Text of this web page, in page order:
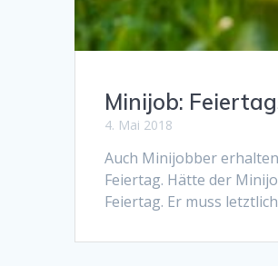
Minijob:
4. Mai 2018
Auch Minijobber
Feiertag. Hätte der
Feiertag. Er muss